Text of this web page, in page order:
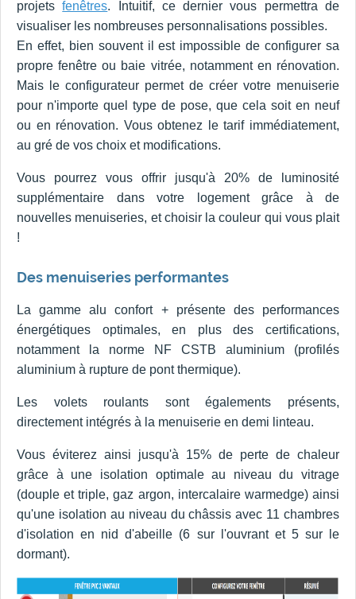
projetsfenêtres. Intuitif, ce dernier vous permettra de
visualiser les nombreuses personnalisations possibles.
En effet, bien souvent il est impossible de configurer sa
propre fenêtre ou baie vitrée, notamment en rénovation.
Mais le configurateur permet de créer votre menuiserie
pour n'importe quel type de pose, que cela soit en neuf
ou en rénovation. Vous obtenez le tarif immédiatement,
au gré de vos choix et modifications.
Vous pourrez vous offrir jusqu'à 20% de luminosité
supplémentaire dans votre logement grâce à de
nouvelles menuiseries, et choisir la couleur qui vous plait
!
Des menuiseries performantes
La gamme alu confort + présente des performances
énergétiques optimales, en plus des certifications,
notamment la norme NF CSTB aluminium (profilés
aluminium à rupture de pont thermique).
Les volets roulants sont égalements présents,
directement intégrés à la menuiserie en demi linteau.
Vous éviterez ainsi jusqu'à 15% de perte de chaleur
grâce à une isolation optimale au niveau du vitrage
(douple et triple, gaz argon, intercalaire warmedge) ainsi
qu'une isolation au niveau du châssis avec 11 chambres
d'isolation en nid d'abeille (6 sur l'ouvrant et 5 sur le
dormant).